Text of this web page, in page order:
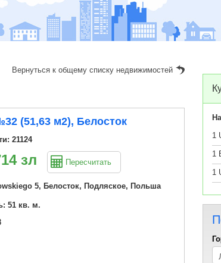
Вернуться к общему списку недвижимостей
(51,63 м2), Белосток
21124
зл Пересчитать
5, Белосток, Подляское, Польша
51 кв. м.
1
1
1